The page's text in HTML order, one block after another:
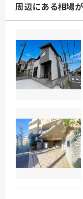
周辺にある相場